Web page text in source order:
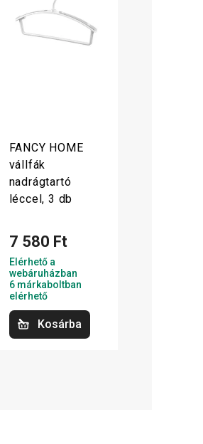
FANCY HOME
vállfák
nadrágtartó
léccel, 3 db
7 580 Ft
Elérhető a
webáruházban
6 márkaboltban
elérhető
Kosárba